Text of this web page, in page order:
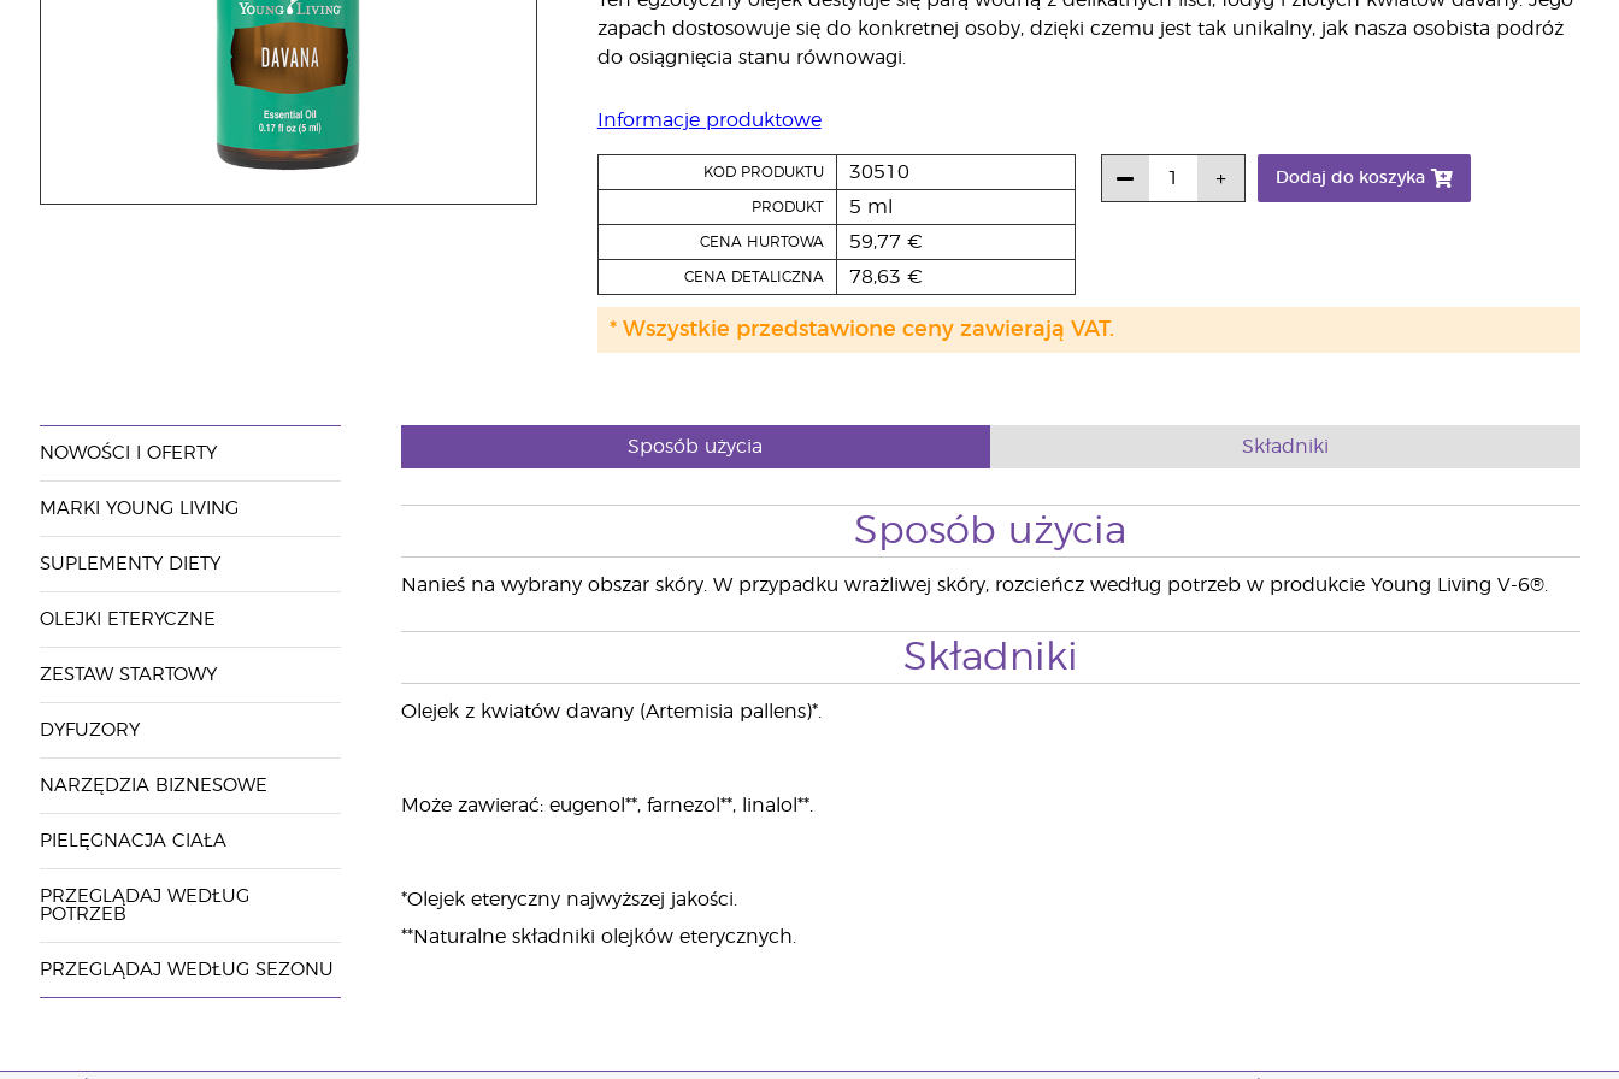
zapach dostosowuje się do konkretnej osoby, dzięki czemu jest tak unikalny, jak nasza osobista podróż
do osiągnięcia stanu równowagi.
Informacje produktowe
KOD PRODUKTU 30510
PRODUKT 5 ml
CENA HURTOWA 59,77 €
CENA DETALICZNA 78,63 €
Dodaj do koszyka
* Wszystkie przedstawione ceny zawierają VAT.
NOWOŚCI I OFERTY
MARKI YOUNG LIVING
SUPLEMENTY DIETY
OLEJKI ETERYCZNE
ZESTAW STARTOWY
DYFUZORY
NARZĘDZIA BIZNESOWE
PIELĘGNACJA CIAŁA
PRZEGLĄDAJ WEDŁUG
POTRZEB
PRZEGLĄDAJ WEDŁUG SEZONU
Sposób użycia Składniki
Sposób użycia
Nanieś na wybrany obszar skóry. W przypadku wrażliwej skóry, rozcieńcz według potrzeb w produkcie Young Living V-6®.
Składniki
Olejek z kwiatów davany (Artemisia pallens)*.
Może zawierać: eugenol**, farnezol**, linalol**.
*Olejek eteryczny najwyższej jakości.
**Naturalne składniki olejków eterycznych.